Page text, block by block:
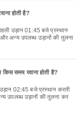
होती है?
अन्य उपलब्ध उड़ानों की तुलना
समय रवाना होती है?
उपलब्ध उड़ानों की तुलना कर